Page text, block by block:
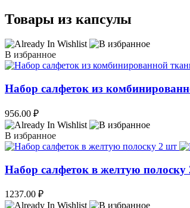
Товары из капсулы
В избранное
Набор салфеток из
956.00 ₽
В избранное
Набор салфеток в желтую полоску
1237.00 ₽